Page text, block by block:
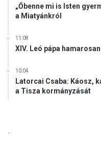
„Őbenne mi is Isten
a Miatyánkról
11:08
XIV. Leó pápa
10:04
Latorcai Csaba: Káosz,
a Tisza kormányzását